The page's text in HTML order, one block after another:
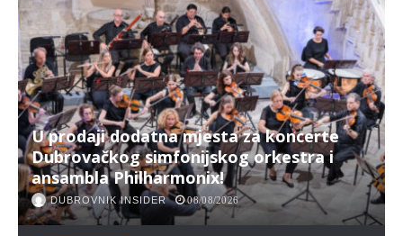
U prodaji dodatna mjesta za koncerte
Dubrovačkog simfonijskog orkestra i
ansambla Philharmonix!
DUBROVNIK INSIDER 08/08/2026